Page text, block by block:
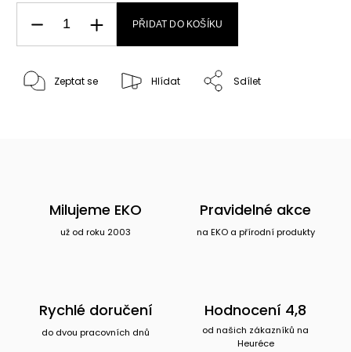
PŘIDAT DO KOŠÍKU
Zeptat se Hlídat Sdílet
Milujeme EKO
už od roku 2003
Pravidelné akce
na EKO a přírodní produkty
Rychlé doručení
do dvou pracovních dnů
Hodnocení 4,8
od našich zákazníků na
Heuréce